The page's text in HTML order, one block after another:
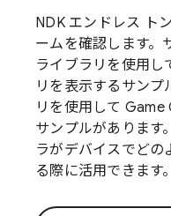
NDK エンドレス ト
ームを確認します
ライブラリを使用
リを表示するサン
リを使用して
サンプルがあります
ラがデバイスでどの
る際に活用できます。